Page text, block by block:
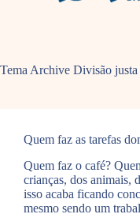
Tema Archive Divisão
Quem faz as tarefas
Quem faz o café?
crianças, dos animais,
isso acaba ficando
mesmo sendo um